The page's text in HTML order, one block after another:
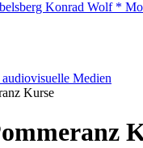
Medien
Kurse